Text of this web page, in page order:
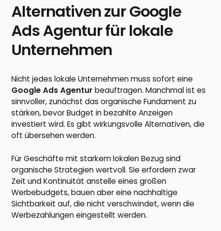
Alternativen zur Google
Ads Agentur für lokale
Unternehmen
Nicht jedes lokale Unternehmen muss sofort eine
Google Ads Agentur beauftragen. Manchmal ist es
sinnvoller, zunächst das organische Fundament zu
stärken, bevor Budget in bezahlte Anzeigen
investiert wird. Es gibt wirkungsvolle Alternativen, die
oft übersehen werden.
Für Geschäfte mit starkem lokalen Bezug sind
organische Strategien wertvoll. Sie erfordern zwar
Zeit und Kontinuität anstelle eines großen
Werbebudgets, bauen aber eine nachhaltige
Sichtbarkeit auf, die nicht verschwindet, wenn die
Werbezahlungen eingestellt werden.